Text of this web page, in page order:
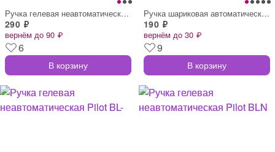
Ручка гелевая неавтоматическая Pilot BLG
290 ₽
вернём до 90 ₽
6
В корзину
Ручка шариковая автоматическая Pilot BPG
190 ₽
вернём до 30 ₽
9
В корзину